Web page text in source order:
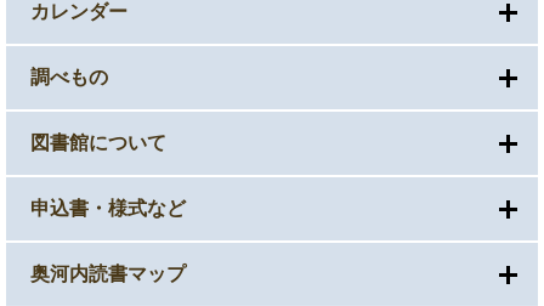
カレンダー
調べもの
図書館について
申込書・様式など
奥河内読書マップ